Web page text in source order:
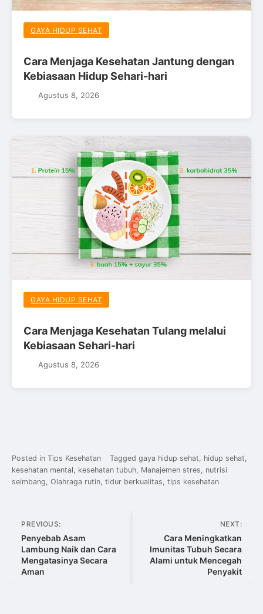
GAYA HIDUP SEHAT
Cara Menjaga Kesehatan Jantung dengan
Kebiasaan Hidup Sehari-hari
Agustus 8, 2026
GAYA HIDUP SEHAT
Cara Menjaga Kesehatan Tulang melalui
Kebiasaan Sehari-hari
Agustus 8, 2026
Posted in Tips Kesehatan Tagged gaya hidup sehat hidup sehat
kesehatan mental
kesehatan tubuh Manajemen stres
nutrisi
seimbang Olahraga rutin tidur berkualitas tips kesehatan
Navigasi
pos
PREVIOUS:
Penyebab Asam
Lambung Naik dan Cara
Mengatasinya Secara
Aman
NEXT:
Cara Meningkatkan
Imunitas Tubuh Secara
Alami untuk Mencegah
Penyakit